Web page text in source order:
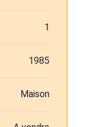
1
1985
Maison